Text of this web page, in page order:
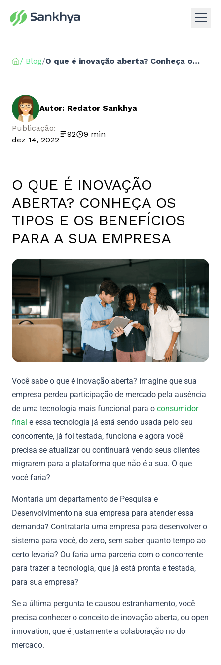
/ Blog/ O que é inovação aberta? Conheça os tipos e os benefícios para a sua empresa
Autor: Redator Sankhya
Publicação:
dez 14, 2022
92 9 min
O QUE É INOVAÇÃO
ABERTA? CONHEÇA OS
TIPOS E OS BENEFÍCIOS
PARA A SUA EMPRESA
Você sabe o que é inovação aberta? Imagine que sua
empresa perdeu participação de mercado pela ausência
de uma tecnologia mais funcional para o consumidor
final e essa tecnologia já está sendo usada pelo seu
concorrente, já foi testada, funciona e agora você
precisa se atualizar ou continuará vendo seus clientes
migrarem para a plataforma que não é a sua. O que
você faria?
Montaria um departamento de Pesquisa e
Desenvolvimento na sua empresa para atender essa
demanda? Contrataria uma empresa para desenvolver o
sistema para você, do zero, sem saber quanto tempo ao
certo levaria? Ou faria uma parceria com o concorrente
para trazer a tecnologia, que já está pronta e testada,
para sua empresa?
Se a última pergunta te causou estranhamento, você
precisa conhecer o conceito de inovação aberta, ou open
innovation, que é justamente a colaboração no do
mercado.